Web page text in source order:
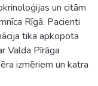
un citām
Rīgā. Pacienti
tika apkopota
Valda Pīrāga
izmēriem un katra